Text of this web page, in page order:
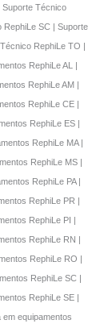
Suporte Técnico
RephiLe SC | Suporte
RephiLe TO |
RephiLe AL |
RephiLe AM |
RephiLe CE |
RephiLe ES |
RephiLe MA |
RephiLe MS |
RephiLe PA |
RephiLe PR |
RephiLe PI |
RephiLe RN |
RephiLe RO |
RephiLe SC |
RephiLe SE |
equipamentos